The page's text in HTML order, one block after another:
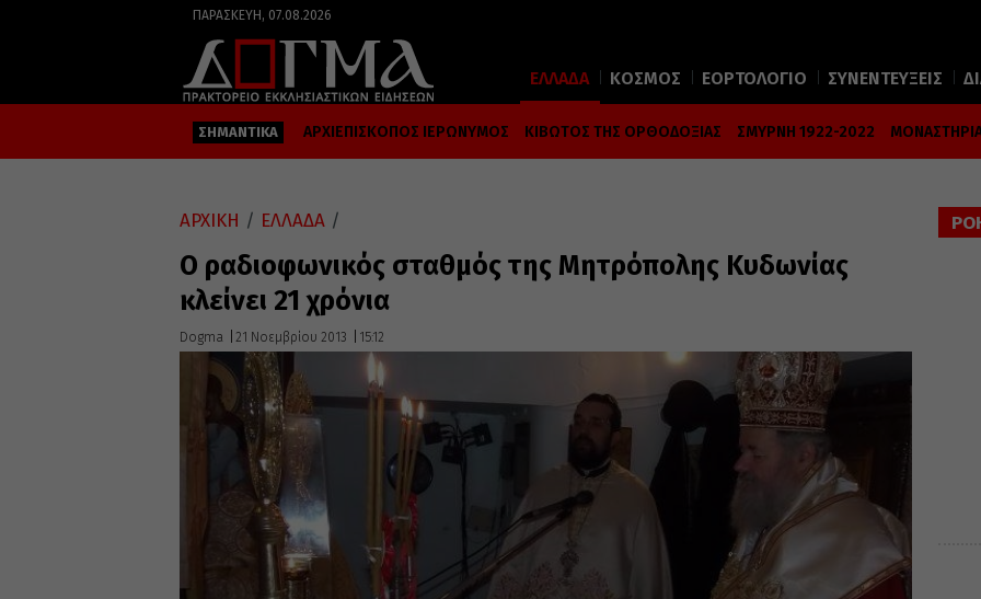
ΠΑΡΑΣΚΕΥΉ, 07.08.2026
ΕΛΛΑΔΑ ΚΟΣΜΟΣ ΕΟΡΤΟΛΟΓΙΟ ΣΥΝΕΝΤΕΥΞΕΙΣ
ΣΗΜΑΝΤΙΚΑ ΑΡΧΙΕΠΙΣΚΟΠΟΣ ΙΕΡΩΝΥΜΟΣ ΚΙΒΩΤΟΣ ΤΗΣ ΟΡΘΟΔΟΞΙΑΣ ΣΜΥΡΝΗ 1922-2022
ΑΡΧΙΚΗ / ΕΛΛΑΔΑ /
Ο ραδιοφωνικός σταθμός της Μητρόπολης Κυδωνίας
κλείνει 21 χρόνια
Dogma 21 Νοεμβρίου 2013 15:12